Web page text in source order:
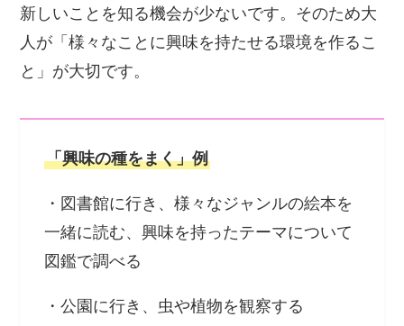
新しいことを知る機会が少ないです。そのため大
人が「様々なことに興味を持たせる環境を作るこ
と」が大切です。
「興味の種をまく」例
・図書館に行き、様々なジャンルの絵本を
一緒に読む、興味を持ったテーマについて
図鑑で調べる
・公園に行き、虫や植物を観察する